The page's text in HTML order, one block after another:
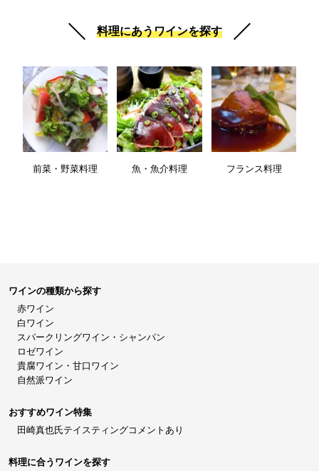
料理にあうワインを探す
前菜・野菜料理 魚・魚介料理 フランス料理
ワインの種類から探す
赤ワイン
白ワイン
スパークリングワイン・シャンパン
ロゼワイン
貴腐ワイン・甘口ワイン
自然派ワイン
おすすめワイン特集
田崎真也氏テイスティングコメントあり
料理に合うワインを探す